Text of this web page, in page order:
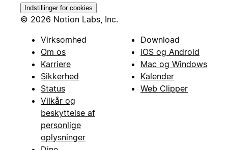
Indstillinger for cookies
© 2026 Notion Labs, Inc.
Virksomhed
Om os
Karriere
Sikkerhed
Status
Vilkår og
beskyttelse af
personlige
oplysninger
Download
iOS og Android
Mac og Windows
Kalender
Web Clipper